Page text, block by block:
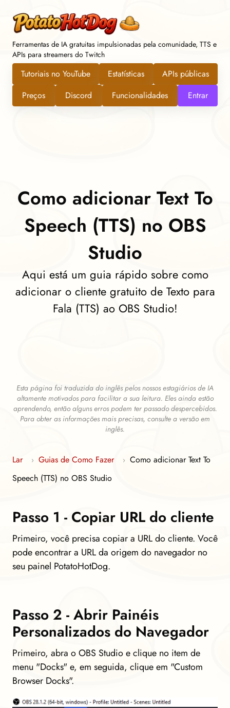
Ferramentas de IA gratuitas impulsionadas pela comunidade, TTS e
APIs para streamers do Twitch
Tutoriais no YouTube Estatísticas
APIs públicas
Preços
Discord Funcionalidades Entrar
Como adicionar Text To
Speech (TTS) no OBS
Studio
Aqui está um guia rápido sobre como
adicionar o cliente gratuito de Texto para
Fala (TTS) ao OBS Studio!
Esta página foi traduzida do inglês pelos nossos estagiários de IA
altamente motivados para facilitar a sua leitura. Eles ainda estão
aprendendo, então alguns erros podem ter passado despercebidos.
Para obter as informações mais precisas, consulte a versão em
inglês.
Lar › Guias de Como Fazer › Como adicionar Text To
Speech (TTS) no OBS Studio
Passo 1 - Copiar URL do cliente
Primeiro, você precisa copiar a URL do cliente. Você
pode encontrar a URL da origem do navegador no
seu painel PotatoHotDog.
Passo 2 - Abrir Painéis
Personalizados do Navegador
Primeiro, abra o OBS Studio e clique no item de
menu "Docks" e, em seguida, clique em "Custom
Browser Docks".